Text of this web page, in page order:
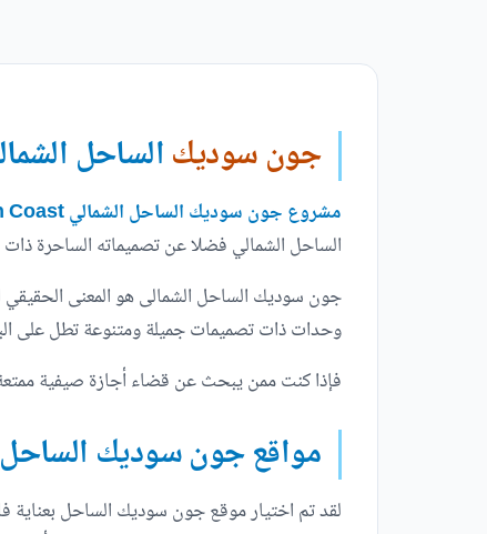
جون سوديكالساحل
مشروع جون سوديك الساحل الشمالي June SODIC North Coast
الساحل الشمالي فضلا عن تصميماته الساحرة ذات
جون سوديك الساحل الشمالى هو المعنى الحقيقي
وحدات ذات تصميمات جميلة ومتنوعة تطل على البحر
فإذا كنت ممن يبحث عن قضاء أجازة صيفية
مواقع جون سوديك
لقد تم اختيار موقع جون سوديك الساحل بعناية